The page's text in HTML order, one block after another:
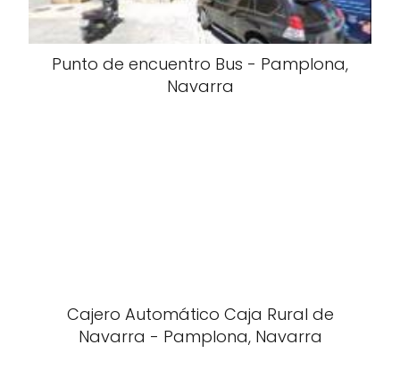
Punto de encuentro Bus - Pamplona,
Navarra
Cajero Automático Caja Rural de
Navarra - Pamplona, Navarra